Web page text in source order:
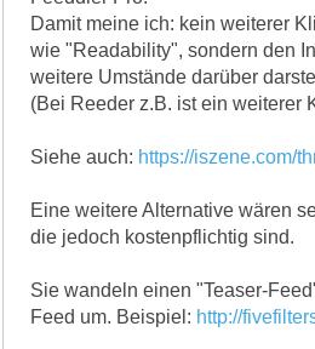
Damit meine ich: kein weiterer
wie "Readability", sondern den
weitere Umstände darüber
(Bei Reeder z.B. ist ein weiterer
Siehe auch: https://iszene.com/
Eine weitere Alternative wären
die jedoch kostenpflichtig sind.
Sie wandeln einen "Teaser-
Feed um. Beispiel: http://